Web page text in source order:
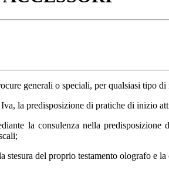
generali o speciali, per qualsiasi tipo
la predisposizione di pratiche di inizio
la consulenza nella
stesura del proprio testamento olografo e